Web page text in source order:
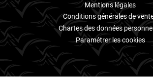
Xpeng
Mentions légales
Conditions générales de
Chartes des données
Paramétrer les cookies